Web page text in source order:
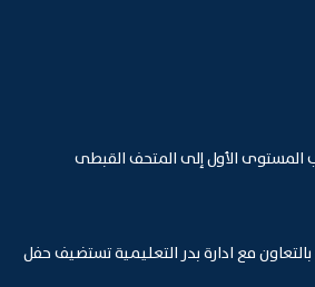
المستوى الأول إلى المتحف القبطى
بالتعاون مع ادارة بدر التعليمية تستضيف حفل